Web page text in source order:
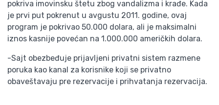
pokriva imovinsku štetu zbog vandalizma i krađe. Kada
je prvi put pokrenut u avgustu 2011. godine, ovaj
program je pokrivao 50.000 dolara, ali je maksimalni
iznos kasnije povećan na 1.000.000 američkih dolara.
-Sajt obezbeđuje prijavljeni privatni sistem razmene
poruka kao kanal za korisnike koji se privatno
obaveštavaju pre rezervacije i prihvatanja rezervacija.